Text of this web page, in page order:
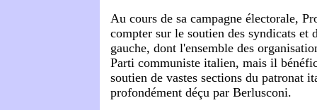
Au cours de sa campagne électorale,
compter sur le soutien des syndicats et
gauche, dont l'ensemble des
Parti communiste italien, mais il
soutien de vastes sections du patronat
profondément déçu par Berlusconi.